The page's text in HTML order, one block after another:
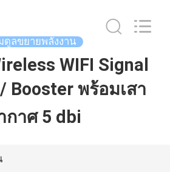
ดูลขยายพลังงาน
WIFI Signal
Booster พร้อมเสา
กาศ 5 dbi